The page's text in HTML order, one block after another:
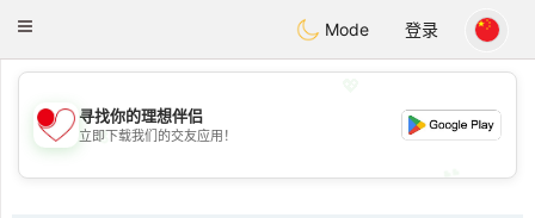
Chat
Toggle
Mode 登录
💖
💕
寻找你的理想伴侣
立即下载我们的交友应用！